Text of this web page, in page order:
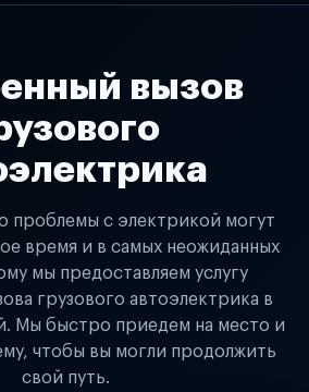
вызов
проблемы с электрикой могут
время и в самых неожиданных
мы предоставляем услугу
грузового автоэлектрика в
Мы быстро приедем на место и
чтобы вы могли продолжить
свой путь.